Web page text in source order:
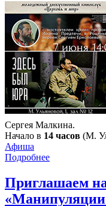
Сергея Малкина.
Начало в 14 часов (М.
Афиша
Подробнее
Приглашаем